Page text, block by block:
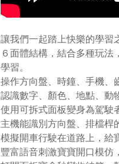
讓我們一起踏上快樂的學習
６面體結構，結合多種玩
學習。
操作方向盤、時鐘、手機、
認識數字、顏色、地點、動
使用可拆式面板變身為駕駛
主機能識別方向盤、排檔桿
模擬開車行駛在道路上，給
豐富語音刺激寶寶開口模仿